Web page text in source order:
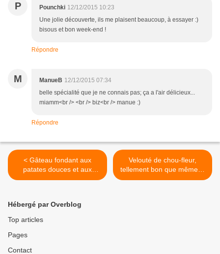
P Pounchki 12/12/2015 10:23
Une jolie découverte, ils me plaisent beaucoup, à essayer :)
bisous et bon week-end !
Répondre
M ManueB 12/12/2015 07:34
belle spécialité que je ne connais pas; ça a l'air délicieux...
miamm<br /> <br /> biz<br /> manue :)
Répondre
< Gâteau fondant aux
patates douces et aux
amandes.
Velouté de chou-fleur,
tellement bon que même la
comtesse du Barry en
Hébergé par Overblog
Top articles
Pages
Contact